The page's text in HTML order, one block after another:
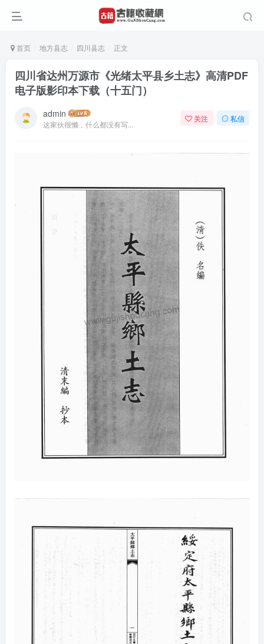
首页 地方县志 四川县志 正文
四川省达州万源市《光绪太平县乡土志》高清PDF
电子版影印本下载（十五门）
admin
这家伙很懒，什么都没有写...
关注 私信